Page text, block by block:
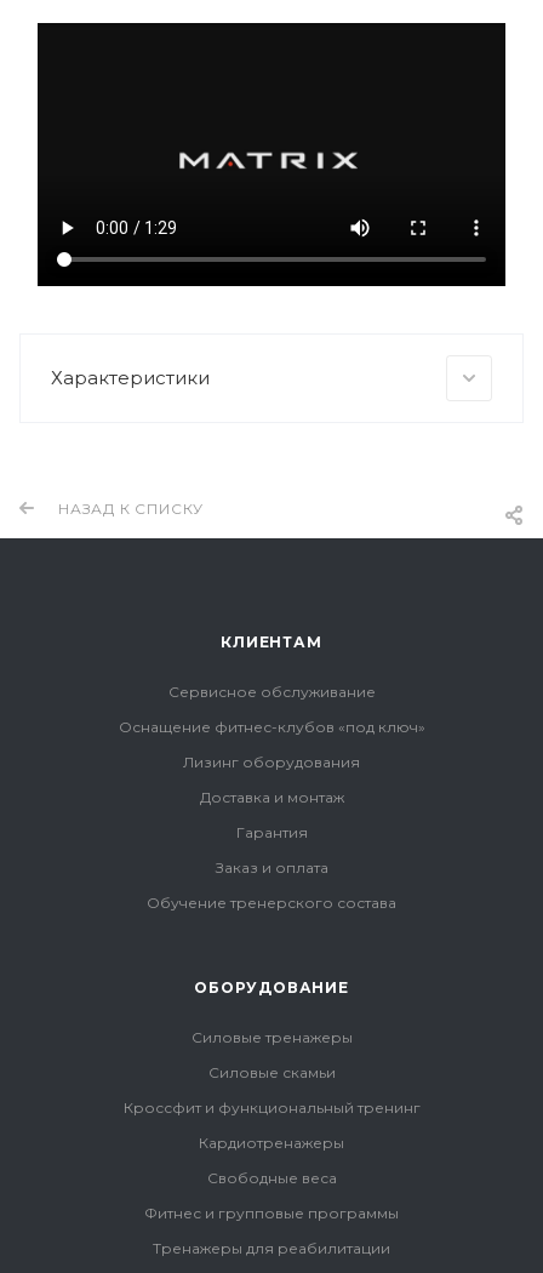
Характеристики
НАЗАД К СПИСКУ
КЛИЕНТАМ
Сервисное обслуживание
Оснащение фитнес-клубов «под ключ»
Лизинг оборудования
Доставка и монтаж
Гарантия
Заказ и оплата
Обучение тренерского состава
ОБОРУДОВАНИЕ
Силовые тренажеры
Силовые скамьи
Кроссфит и функциональный тренинг
Кардиотренажеры
Свободные веса
Фитнес и групповые программы
Тренажеры для реабилитации